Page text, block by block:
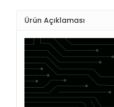
Ürün Açıklaması